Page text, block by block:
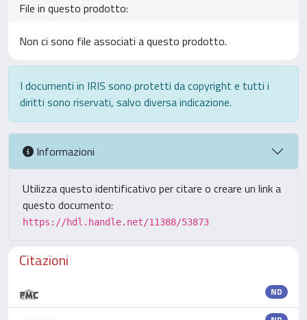
File in questo prodotto:
Non ci sono file associati a questo prodotto.
I documenti in IRIS sono protetti da copyright e tutti i
diritti sono riservati, salvo diversa indicazione.
Informazioni
Utilizza questo identificativo per citare o creare un link a
questo documento:
https://hdl.handle.net/11388/53873
Citazioni
ND